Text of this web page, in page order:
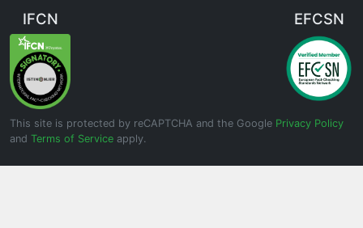
IFCN EFCSN
This site is protected by reCAPTCHA and the Google Privacy Policy
and Terms of Service apply.